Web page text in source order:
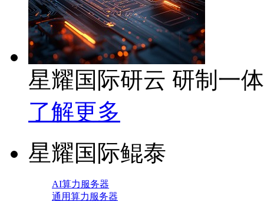
星耀国际研云 研制一
了解更多
星耀国际鲲泰
AI算力服务器
通用算力服务器